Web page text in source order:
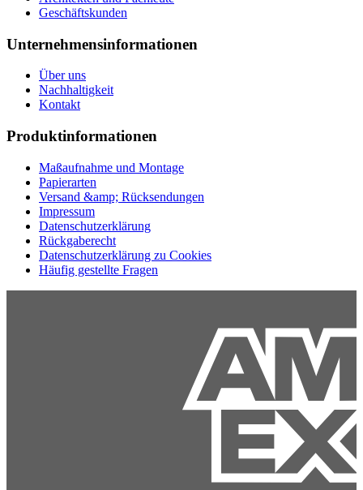
Geschäftskunden
Unternehmensinformationen
Über uns
Nachhaltigkeit
Kontakt
Produktinformationen
Maßaufnahme und Montage
Papierarten
Versand &amp; Rücksendungen
Impressum
Datenschutzerklärung
Rückgaberecht
Datenschutzerklärung zu Cookies
Häufig gestellte Fragen